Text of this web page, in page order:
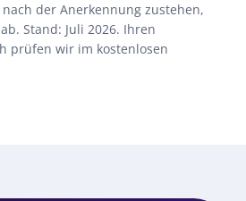
der Anerkennung zustehen,
Stand: Juli 2026. Ihren
prüfen wir im kostenlosen